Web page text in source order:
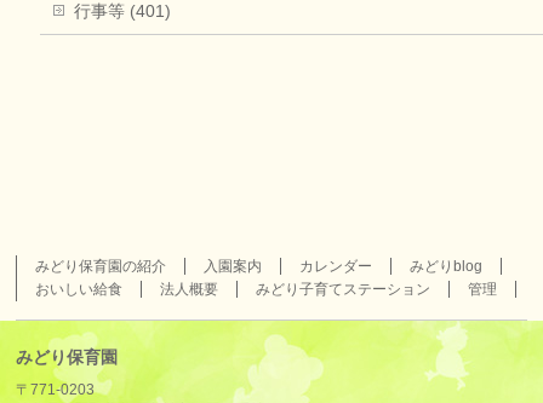
行事等 (401)
みどり保育園の紹介 入園案内 カレンダー
みどりblog
おいしい給食
法人概要 みどり子育てステーション 管理
みどり保育園
〒771-0203